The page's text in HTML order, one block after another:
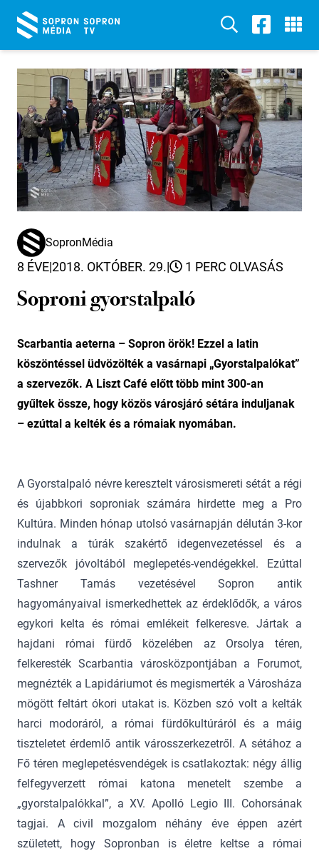
SopronMédia
8 ÉVE|2018. OKTÓBER. 29.| 1 PERC OLVASÁS
Soproni gyorstalpaló
Scarbantia aeterna – Sopron örök! Ezzel a latin
köszöntéssel üdvözölték a vasárnapi „Gyorstalpalókat”
a szervezők. A Liszt Café előtt több mint 300-an
gyűltek össze, hogy közös városjáró sétára induljanak
– ezúttal a kelték és a rómaiak nyomában.
A Gyorstalpaló névre keresztelt városismereti sétát a régi
és újabbkori soproniak számára hirdette meg a Pro
Kultúra. Minden hónap utolsó vasárnapján délután 3-kor
indulnak a túrák szakértő idegenvezetéssel és a
szervezők jóvoltából meglepetés-vendégekkel. Ezúttal
Tashner Tamás vezetésével Sopron antik
hagyományaival ismerkedhettek az érdeklődők, a város
egykori kelta és római emlékeit felkeresve. Jártak a
hajdani római fürdő közelében az Orsolya téren,
felkeresték Scarbantia városközpontjában a Forumot,
megnézték a Lapidáriumot és megismerték a Városháza
mögött feltárt ókori utakat is. Közben szó volt a kelták
harci modoráról, a római fürdőkultúráról és a máig
tiszteletet érdemlő antik városszerkezetről. A sétához a
Fő téren meglepetésvendégek is csatlakoztak: négy állig
felfegyverzett római katona menetelt szembe a
„gyorstalpalókkal”, a XV. Apolló Legio III. Cohorsának
tagjai. A civil mozgalom néhány éve éppen azért
született, hogy Sopronban is életre keltse a római